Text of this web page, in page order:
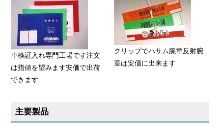
車検証入れ専門工場です注文
は指値を望みます安価で出荷
できます
クリップでハサム腕章反射腕
章は安価に出来ます
主要製品